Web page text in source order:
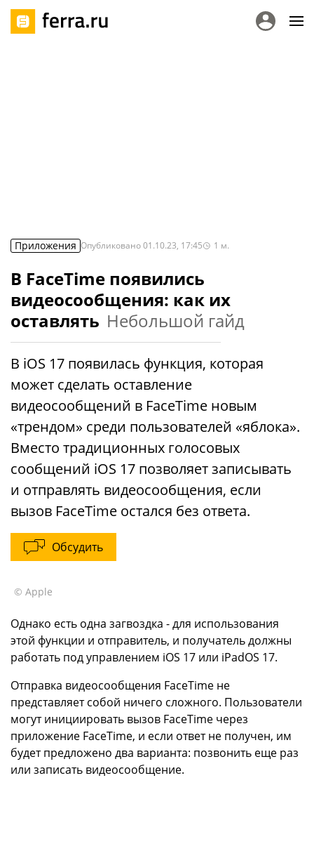
Приложения Опубликовано01.10.23, 17:45 1 м.
В FaceTime появились
видеосообщения: как их
оставлять Небольшой гайд
В iOS 17 появилась функция, которая
может сделать оставление
видеосообщений в FaceTime новым
«трендом» среди пользователей «яблока».
Вместо традиционных голосовых
сообщений iOS 17 позволяет записывать
и отправлять видеосообщения, если
вызов FaceTime остался без ответа.
Обсудить
© Apple
Однако есть одна загвоздка - для использования
этой функции и отправитель, и получатель должны
работать под управлением iOS 17 или iPadOS 17.
Отправка видеосообщения FaceTime не
представляет собой ничего сложного. Пользователи
могут инициировать вызов FaceTime через
приложение FaceTime, и если ответ не получен, им
будет предложено два варианта: позвонить еще раз
или записать видеосообщение.